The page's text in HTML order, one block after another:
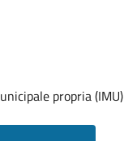
propria (IMU)